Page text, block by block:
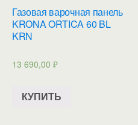
Газовая варочная панель
KRONA ORTICA 60 BL
KRN
13 690,00 ₽
КУПИТЬ